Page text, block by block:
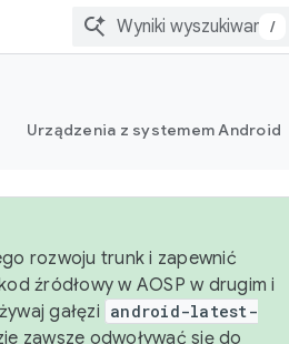
/
Urządzenia z systemem Android
rozwoju trunk i zapewnić
źródłowy w AOSP w drugim i
gałęzi android-latest-
zawsze odwoływać się do